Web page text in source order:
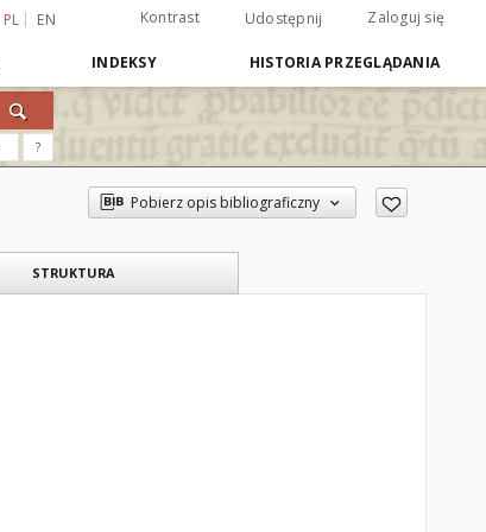
PL EN Kontrast Udostępnij Zaloguj się
INDEKSY HISTORIA PRZEGLĄDANIA
?
Pobierz opis bibliograficzny
STRUKTURA